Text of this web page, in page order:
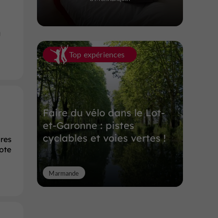
Top expériences
Faire du vélo dans le Lot-
et-Garonne : pistes
cyclables et voies vertes !
Marmande